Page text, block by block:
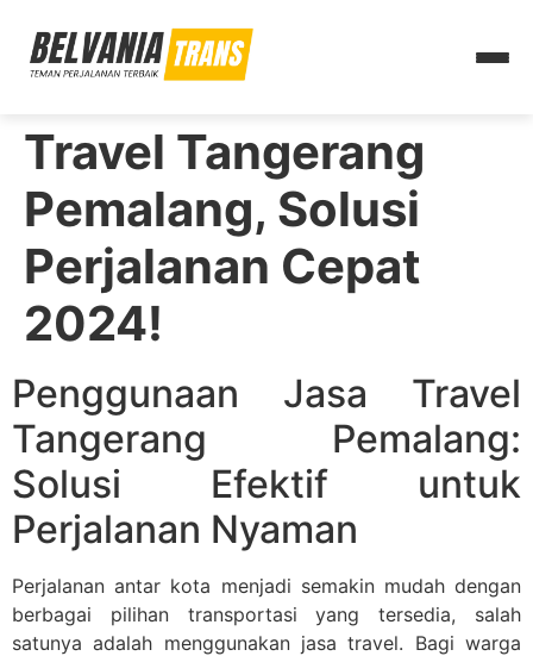
Travel Tangerang
Pemalang, Solusi
Perjalanan Cepat
2024!
Penggunaan Jasa Travel
Tangerang Pemalang:
Solusi Efektif untuk
Perjalanan Nyaman
Perjalanan antar kota menjadi semakin mudah dengan
berbagai pilihan transportasi yang tersedia, salah
satunya adalah menggunakan jasa travel. Bagi warga